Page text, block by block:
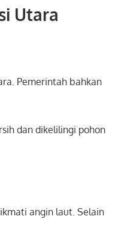
Utara
. Pemerintah bahkan
dan dikelilingi pohon
angin laut. Selain